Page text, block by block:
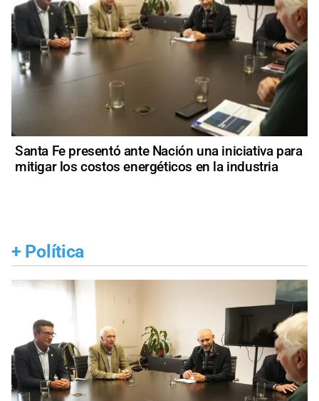
Santa Fe presentó ante Nación una iniciativa para
mitigar los costos energéticos en la industria
+ Política